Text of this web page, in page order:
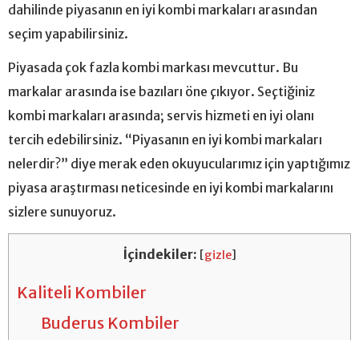
dahilinde piyasanın en iyi kombi markaları arasından
seçim yapabilirsiniz.
Piyasada çok fazla kombi markası mevcuttur. Bu
markalar arasında ise bazıları öne çıkıyor. Seçtiğiniz
kombi markaları arasında; servis hizmeti en iyi olanı
tercih edebilirsiniz. “Piyasanın en iyi kombi markaları
nelerdir?” diye merak eden okuyucularımız için yaptığımız
piyasa araştırması neticesinde en iyi kombi markalarını
sizlere sunuyoruz.
İçindekiler: [gizle]
Kaliteli Kombiler
Buderus Kombiler